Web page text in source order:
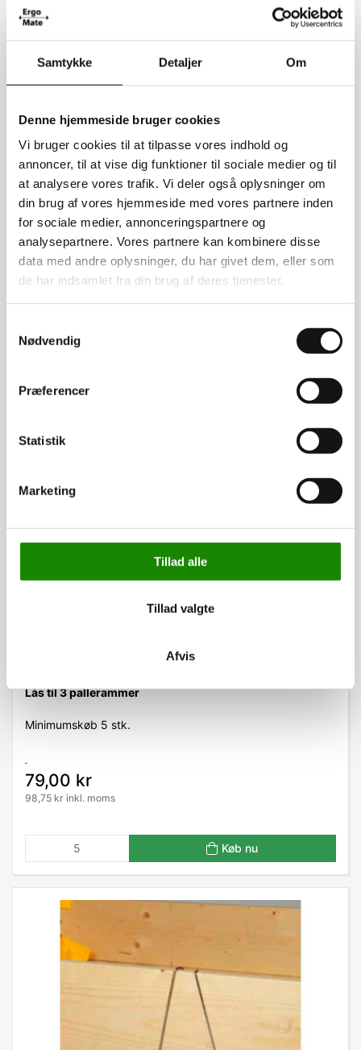
Samtykke Detaljer Om
Denne hjemmeside bruger cookies
Vi bruger cookies til at tilpasse vores indhold og
annoncer, til at vise dig funktioner til sociale medier og til
at analysere vores trafik. Vi deler også oplysninger om
din brug af vores hjemmeside med vores partnere inden
for sociale medier, annonceringspartnere og
analysepartnere. Vores partnere kan kombinere disse
data med andre oplysninger, du har givet dem, eller som
de har indsamlet fra din brug af deres tjenester.
Nødvendig
Præferencer
Statistik
Marketing
Tillad alle
Tillad valgte
Afvis
3381114218
Lås til 2 pallerammer
Minimumskøb 5 stk.
65,00 kr
Lås til 3 pallerammer
Minimumskøb 5 stk.
79,00 kr
98,75 kr inkl. moms
Køb nu